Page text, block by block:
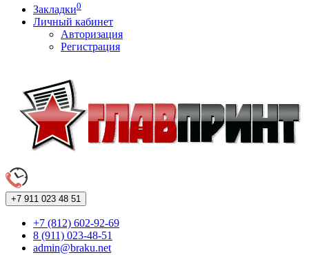
Закладки0
Личный кабинет
Авторизация
Регистрация
+7 911 023 48 51
+7 (812) 602-92-69
8 (911) 023-48-51
admin@braku.net